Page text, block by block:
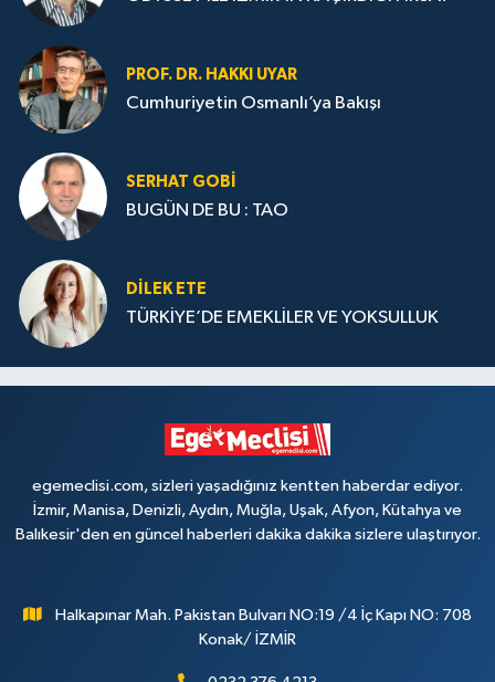
PROF. DR. HAKKI UYAR
Cumhuriyetin Osmanlı’ya Bakışı
SERHAT GOBİ
BUGÜN DE BU : TAO
DILEK ETE
TÜRKİYE’DE EMEKLİLER VE YOKSULLUK
egemeclisi.com, sizleri yaşadığınız kentten haberdar ediyor.
İzmir, Manisa, Denizli, Aydın, Muğla, Uşak, Afyon, Kütahya ve
Balıkesir'den en güncel haberleri dakika dakika sizlere ulaştırıyor.
Halkapınar Mah. Pakistan Bulvarı NO:19 /4 İç Kapı NO: 708
Konak/ İZMİR